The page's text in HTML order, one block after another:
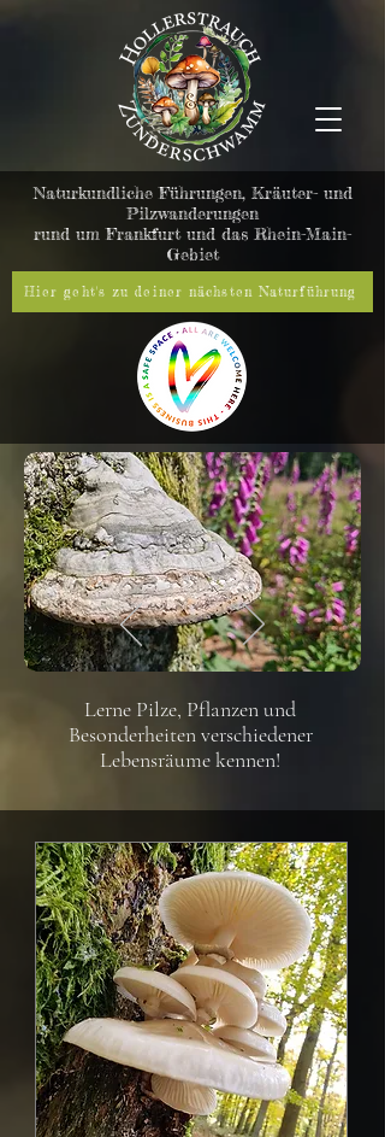
Naturkundliche Führungen, Kräuter- und
Pilzwanderungen
rund um Frankfurt und das Rhein-Main-
Gebiet
Hier geht's zu deiner nächsten Naturführung
Lerne Pilze, Pflanzen und
Besonderheiten verschiedener
Lebensräume kennen!